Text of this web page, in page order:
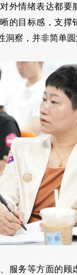
外情绪表达都要
的目标感，支撑
察，并非简单圆
服务等方面的顾